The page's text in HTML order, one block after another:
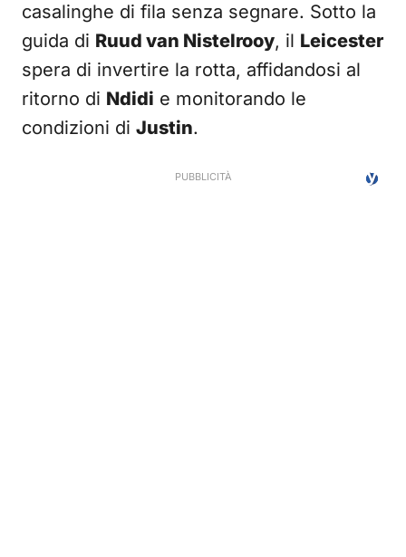
casalinghe di fila senza segnare. Sotto la
guida di Ruud van Nistelrooy, il Leicester
spera di invertire la rotta, affidandosi al
ritorno di Ndidi e monitorando le
condizioni di Justin.